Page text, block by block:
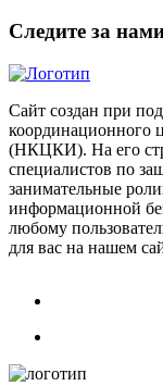
Следите за
Сайт создан при
координационного
(НКЦКИ). На его
специалистов по
занимательные
информационной
любому
для вас на нашем